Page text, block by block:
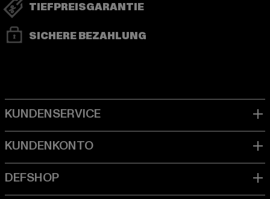
TIEFPREISGARANTIE
SICHERE BEZAHLUNG